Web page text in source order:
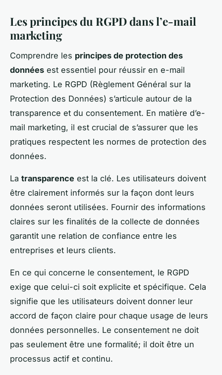
Les principes du RGPD dans l’e-mail
marketing
Comprendre les principes de protection des
données est essentiel pour réussir en e-mail
marketing. Le RGPD (Règlement Général sur la
Protection des Données) s’articule autour de la
transparence et du consentement. En matière d’e-
mail marketing, il est crucial de s’assurer que les
pratiques respectent les normes de protection des
données.
La transparence est la clé. Les utilisateurs doivent
être clairement informés sur la façon dont leurs
données seront utilisées. Fournir des informations
claires sur les finalités de la collecte de données
garantit une relation de confiance entre les
entreprises et leurs clients.
En ce qui concerne le consentement, le RGPD
exige que celui-ci soit explicite et spécifique. Cela
signifie que les utilisateurs doivent donner leur
accord de façon claire pour chaque usage de leurs
données personnelles. Le consentement ne doit
pas seulement être une formalité; il doit être un
processus actif et continu.